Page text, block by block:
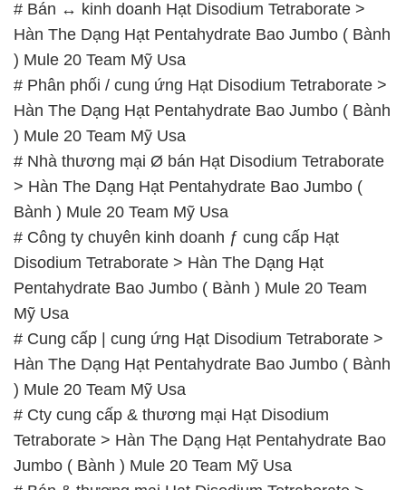
# Công ty chuyên kinh doanh ƒ cung cấp Hạt
Disodium Tetraborate > Hàn The Dạng Hạt
Pentahydrate Bao Jumbo ( Bành ) Mule 20 Team
Mỹ Usa
# Cung cấp | cung ứng Hạt Disodium Tetraborate >
Hàn The Dạng Hạt Pentahydrate Bao Jumbo ( Bành
) Mule 20 Team Mỹ Usa
# Cty cung cấp & thương mại Hạt Disodium
Tetraborate > Hàn The Dạng Hạt Pentahydrate Bao
Jumbo ( Bành ) Mule 20 Team Mỹ Usa
# Bán & thương mại Hạt Disodium Tetraborate >
Hàn The Dạng Hạt Pentahydrate Bao Jumbo ( Bành
) Mule 20 Team Mỹ Usa
📞PHÒNG KINH DOANH – CÔNG TY HÓA CHẤT
ĐẮC TRƯỜNG PHÁT
🌐 Website: https://hoachatxulynuoc.com/
📞 Hotline: